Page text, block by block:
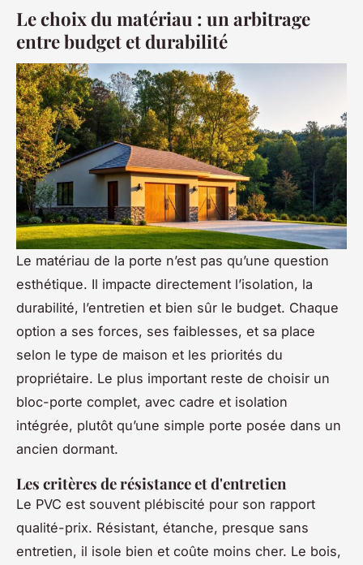
Le choix du matériau : un arbitrage
entre budget et durabilité
Le matériau de la porte n’est pas qu’une question
esthétique. Il impacte directement l’isolation, la
durabilité, l’entretien et bien sûr le budget. Chaque
option a ses forces, ses faiblesses, et sa place
selon le type de maison et les priorités du
propriétaire. Le plus important reste de choisir un
bloc-porte complet, avec cadre et isolation
intégrée, plutôt qu’une simple porte posée dans un
ancien dormant.
Les critères de résistance et d'entretien
Le PVC est souvent plébiscité pour son rapport
qualité-prix. Résistant, étanche, presque sans
entretien, il isole bien et coûte moins cher. Le bois,